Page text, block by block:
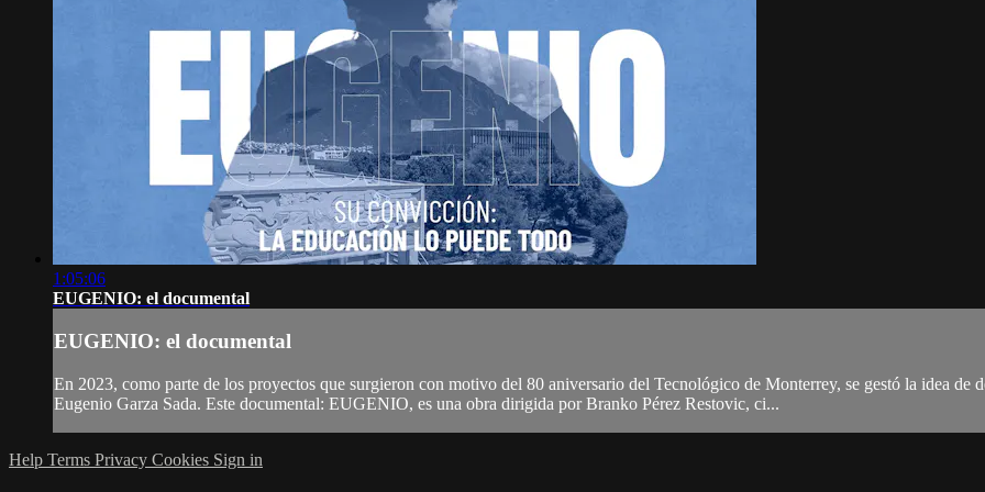
1:05:06
EUGENIO: el documental
EUGENIO: el documental
En 2023, como parte de los proyectos que surgieron con motivo del 80 aniversario del Tecnológico de Monterrey, se gestó la idea de
Eugenio Garza Sada. Este documental: EUGENIO, es una obra dirigida por Branko Pérez Restovic, ci...
Help Terms Privacy Cookies Sign in